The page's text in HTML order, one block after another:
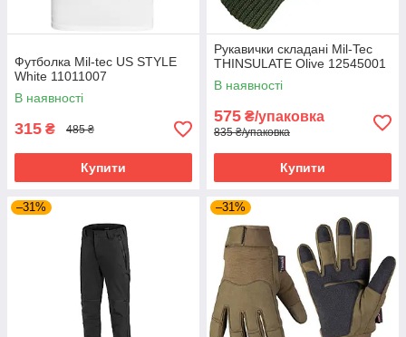
Футболка Mil-tec US STYLE
White 11011007
В наявності
315 ₴ 485 ₴
Купити
Рукавички складані Mil-Tec
THINSULATE Olive 12545001
В наявності
575 ₴/упаковка
835 ₴/упаковка
Купити
–31% –31%